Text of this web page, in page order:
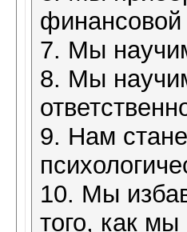
7. Мы
8. Мы
9. Нам
10. Мы
того, как